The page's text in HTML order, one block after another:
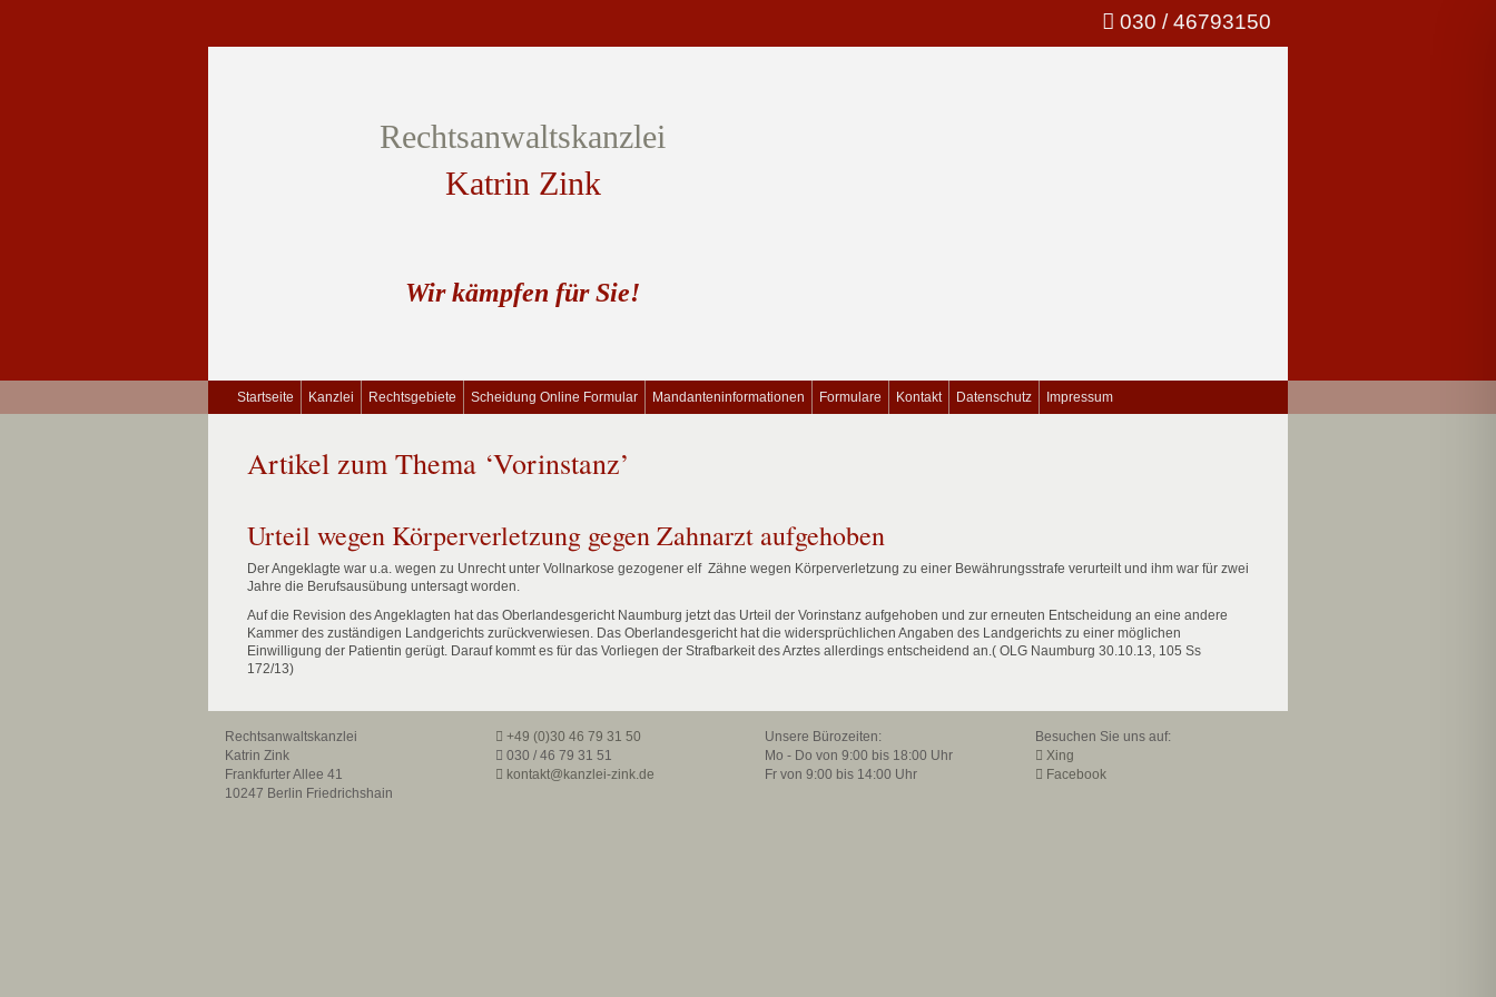
030 / 46793150
Rechtsanwaltskanzlei
Katrin Zink
Wir kämpfen für Sie!
Startseite Kanzlei Rechtsgebiete Scheidung Online Formular Mandanteninformationen Formulare Kontakt Datenschutz Impressum
Artikel zum Thema ‘Vorinstanz’
Urteil wegen Körperverletzung gegen Zahnarzt aufgehoben
Der Angeklagte war u.a. wegen zu Unrecht unter Vollnarkose gezogener elf Zähne wegen Körperverletzung zu einer Bewährungsstrafe verurteilt und ihm war für zwei
Jahre die Berufsausübung untersagt worden.
Auf die Revision des Angeklagten hat das Oberlandesgericht Naumburg jetzt das Urteil der Vorinstanz aufgehoben und zur erneuten Entscheidung an eine andere
Kammer des zuständigen Landgerichts zurückverwiesen. Das Oberlandesgericht hat die widersprüchlichen Angaben des Landgerichts zu einer möglichen
Einwilligung der Patientin gerügt. Darauf kommt es für das Vorliegen der Strafbarkeit des Arztes allerdings entscheidend an.( OLG Naumburg 30.10.13, 105 Ss
172/13)
Rechtsanwaltskanzlei
Katrin Zink
Frankfurter Allee 41
10247 Berlin Friedrichshain
+49 (0)30 46 79 31 50
030 / 46 79 31 51
kontakt@kanzlei-zink.de
Unsere Bürozeiten:
Mo - Do von 9:00 bis 18:00 Uhr
Fr von 9:00 bis 14:00 Uhr
Besuchen Sie uns auf:
Xing
Facebook